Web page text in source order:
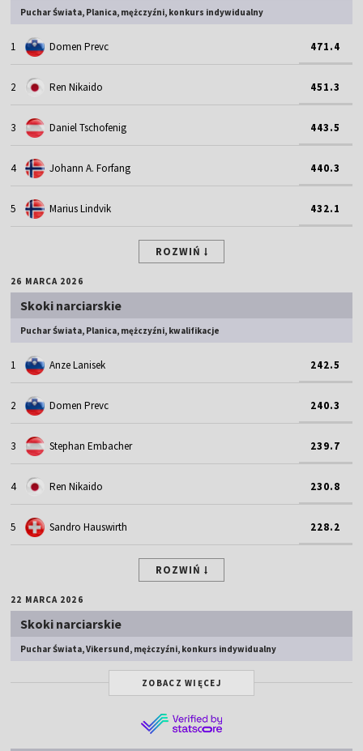
Puchar Świata, Planica, mężczyźni, konkurs indywidualny
1 Domen Prevc 471.4
2 Ren Nikaido 451.3
3 Daniel Tschofenig 443.5
4 Johann A. Forfang 440.3
5 Marius Lindvik 432.1
ROZWIŃ
26 MARCA 2026
Skoki narciarskie
Puchar Świata, Planica, mężczyźni, kwalifikacje
1 Anze Lanisek 242.5
2 Domen Prevc 240.3
3 Stephan Embacher 239.7
4 Ren Nikaido 230.8
5 Sandro Hauswirth 228.2
ROZWIŃ
22 MARCA 2026
Skoki narciarskie
Puchar Świata, Vikersund, mężczyźni, konkurs indywidualny
ZOBACZ WIĘCEJ